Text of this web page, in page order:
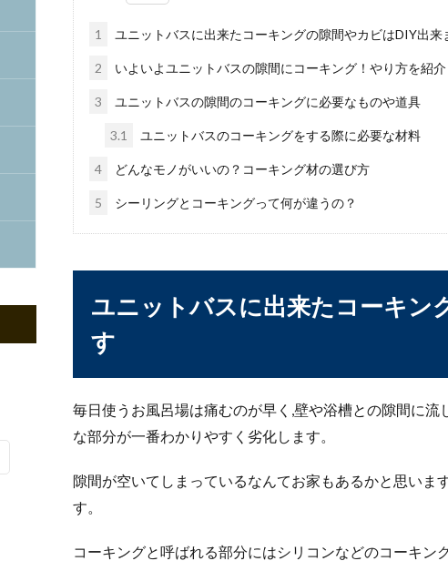
浄水器のカートリッジ
浄水器のカートリッジを交
る浄水器の場合...
本の保管をダンボール
小説、単行本、雑誌など本好
発泡スチロールブロッ
まで強度がない...
1 ユニットバスに出来たコーキングの隙間やカビはDIY出来
2 いよいよユニットバスの隙間にコーキング！やり方を紹介
3 ユニットバスの隙間のコーキングに必要なものや道具
3.1 ユニットバスのコーキングをする際に必要な材料
4 どんなモノがいいの？コーキング材の選び方
5 シーリングとコーキングって何が違うの？
ユニットバスに出来たコーキン
す
毎日使うお風呂場は痛むのが早く,壁や浴槽との隙間に
な部分が一番わかりやすく劣化します。
隙間が空いてしまっているなんてお家もあるかと思いま
す。
コーキングと呼ばれる部分にはシリコンなどのコーキン